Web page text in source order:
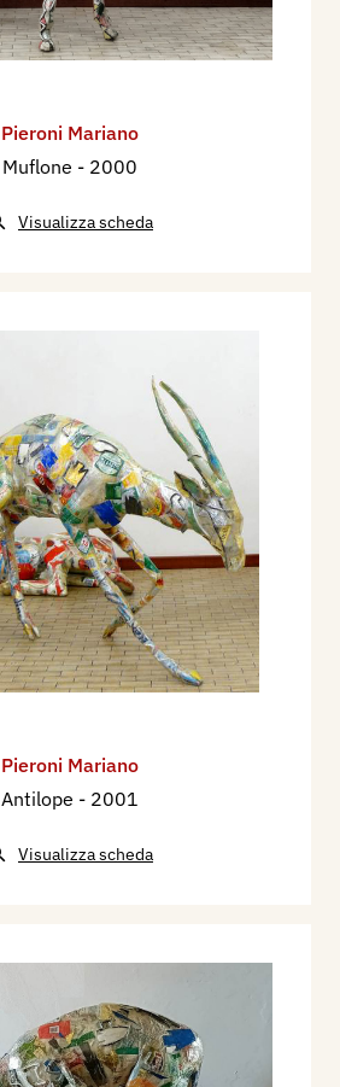
Pieroni Mariano
Muflone - 2000
Visualizza scheda
Pieroni Mariano
Antilope - 2001
Visualizza scheda